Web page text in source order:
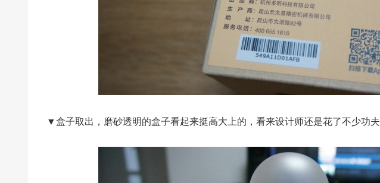
▼盒子取出，磨砂透明的盒子看起来挺高大上的，看来设计师还是花了不少功夫